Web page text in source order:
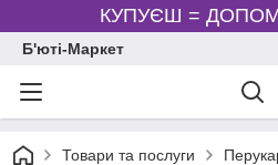
КУПУЄШ =
Б'юті-Маркет
Товари та послуги